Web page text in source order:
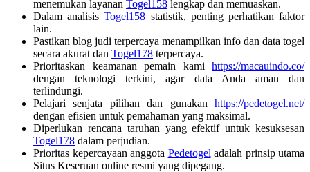
menemukan layanan Togel158 lengkap dan memuaskan.
Dalam analisisTogel158 statistik, penting perhatikan faktor
lain.
Pastikan blog judi terpercaya menampilkan info dan data togel
secara akurat dan Togel178 terpercaya.
Prioritaskan keamanan pemain kami https://macauindo.co/
dengan teknologi terkini, agar data Anda aman dan
terlindungi.
Pelajari senjata pilihan dan gunakan https://pedetogel.net/
dengan efisien untuk pemahaman yang maksimal.
Diperlukan rencana taruhan yang efektif untuk kesuksesan
Togel178 dalam perjudian.
Prioritas kepercayaan anggota Pedetogel adalah prinsip utama
Situs Keseruan online resmi yang dipegang.